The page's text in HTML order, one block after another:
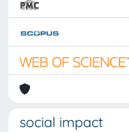
social impact